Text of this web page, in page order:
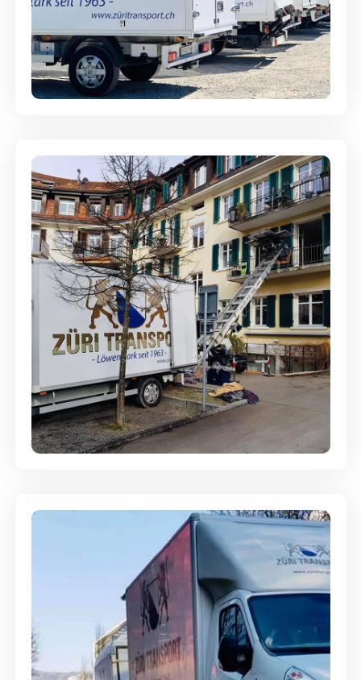
Möbellagerung - Alles sicher
aufbewahrt
Entsorgung & Räumung